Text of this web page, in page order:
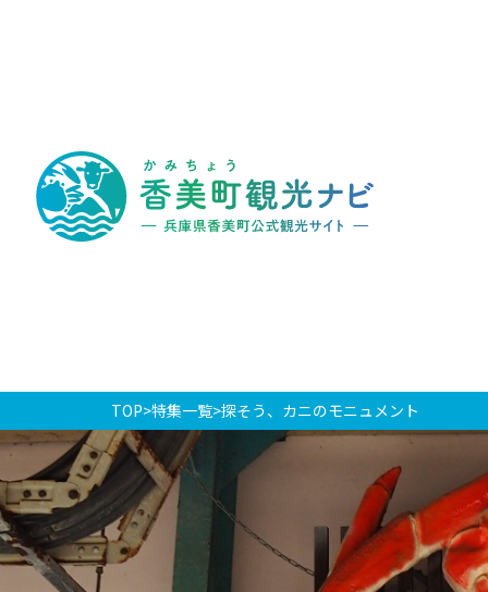
香
美
町
観
光
美
町
公
式
観
光
サ
イ
ト
-
TOP 特集一覧 探そう、カニのモニュメント